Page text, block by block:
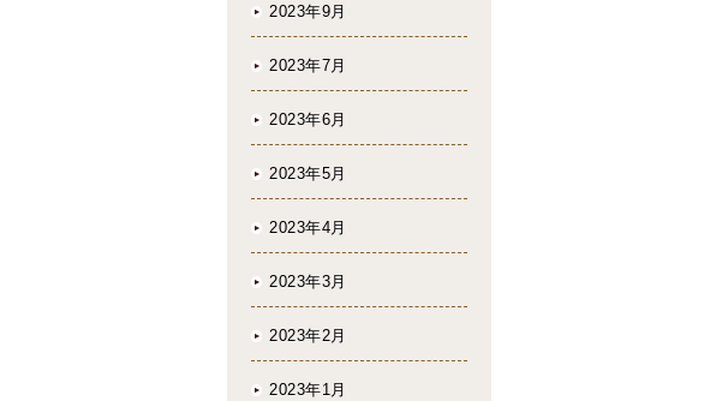
2023年9月
2023年7月
2023年6月
2023年5月
2023年4月
2023年3月
2023年2月
2023年1月